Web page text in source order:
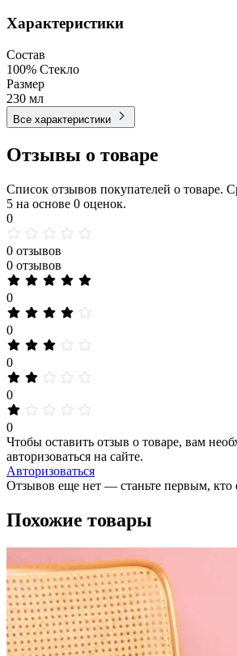
Характеристики
Состав
100% Стекло
Размер
230 мл
Все характеристики
Отзывы о товаре
Список отзывов покупателей о товаре.
5 на основе 0 оценок.
0
0 отзывов
0 отзывов
0
0
0
0
0
Чтобы оставить отзыв о товаре, вам
авторизоваться на сайте.
Авторизоваться
Отзывов еще нет — станьте первым, кто
Похожие товары